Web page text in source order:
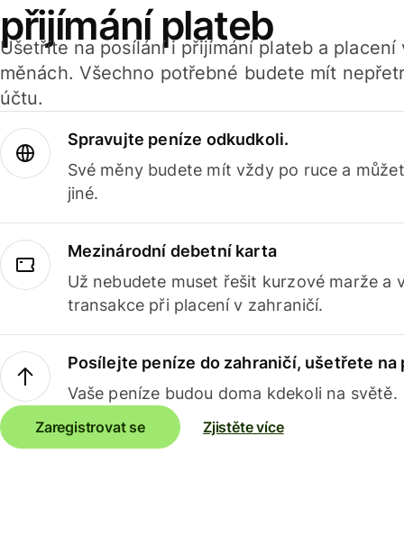
přijímání plateb
Ušetříte na posílání i přijímání plateb a
měnách. Všechno potřebné budete mít
účtu.
Spravujte peníze odkudkoli.
Své měny budete mít vždy po ruce a
jiné.
Mezinárodní debetní karta
Už nebudete muset řešit kurzové marže a
transakce při placení v zahraničí.
Posílejte peníze do zahraničí, ušetřete na
Vaše peníze budou doma kdekoli na světě.
Zaregistrovat se Zjistěte více